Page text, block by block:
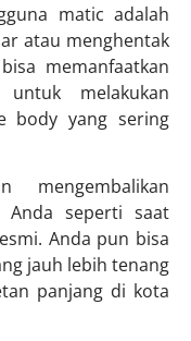
matic adalah
atau menghentak
memanfaatkan
untuk melakukan
body yang sering
Anda seperti saat
Anda pun bisa
jauh lebih tenang
panjang di kota